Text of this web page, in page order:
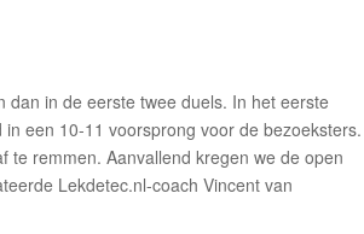
in de eerste twee duels. In het eerste
een 10-11 voorsprong voor de bezoeksters.
te remmen. Aanvallend kregen we de open
Lekdetec.nl-coach Vincent van